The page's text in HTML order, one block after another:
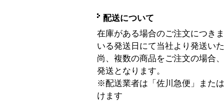
配送について
在庫がある場合のご注文につき
いる発送日にて当社より発送い
尚、複数の商品をご注文の場合
発送となります。
※配送業者は「佐川急便」また
けます